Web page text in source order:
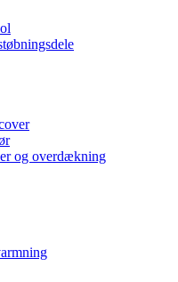
og overdækning